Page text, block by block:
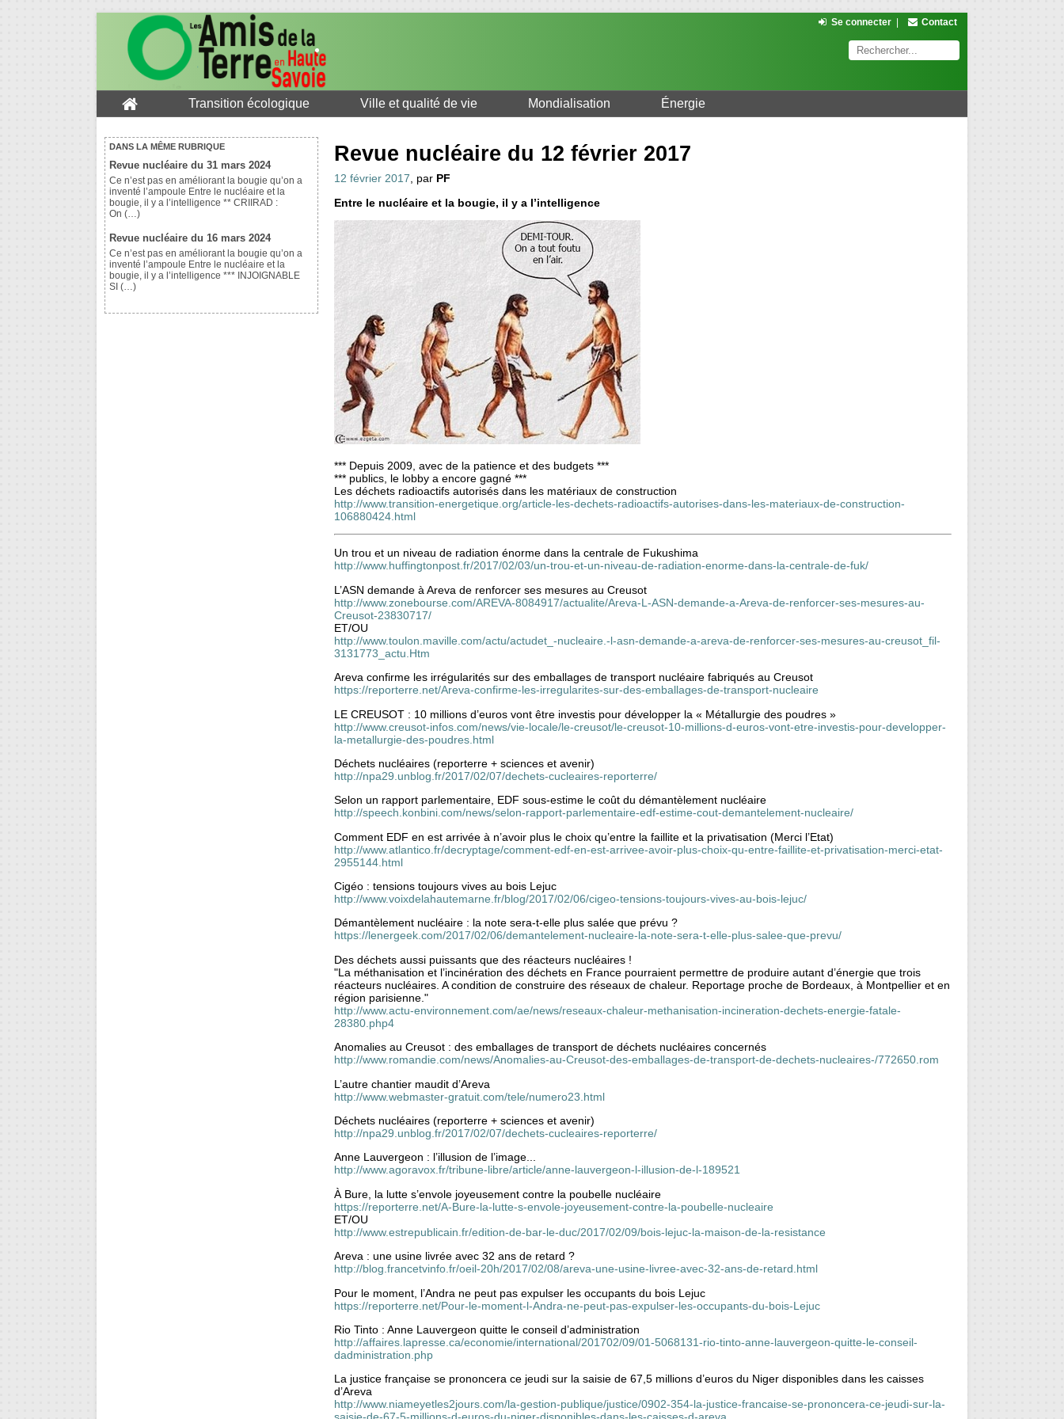
Se connecter Contact
Transition écologique Ville et qualité de vie Mondialisation Énergie
DANS LA MÊME RUBRIQUE
Revue nucléaire du 31 mars 2024
Ce n’est pas en améliorant la bougie qu’on a
inventé l’ampoule Entre le nucléaire et la
bougie, il y a l’intelligence ** CRIIRAD :
On (…)
Revue nucléaire du 16 mars 2024
Ce n’est pas en améliorant la bougie qu’on a
inventé l’ampoule Entre le nucléaire et la
bougie, il y a l’intelligence *** INJOIGNABLE
SI (…)
Revue nucléaire du 12 février 2017
12 février 2017, par PF
Entre le nucléaire et la bougie, il y a l’intelligence
*** Depuis 2009, avec de la patience et des budgets ***
*** publics, le lobby a encore gagné ***
Les déchets radioactifs autorisés dans les matériaux de construction
http://www.transition-energetique.org/article-les-dechets-radioactifs-autorises-dans-les-materiaux-de-construction-
106880424.html
Un trou et un niveau de radiation énorme dans la centrale de Fukushima
http://www.huffingtonpost.fr/2017/02/03/un-trou-et-un-niveau-de-radiation-enorme-dans-la-centrale-de-fuk/
L’ASN demande à Areva de renforcer ses mesures au Creusot
http://www.zonebourse.com/AREVA-8084917/actualite/Areva-L-ASN-demande-a-Areva-de-renforcer-ses-mesures-au-
Creusot-23830717/
ET/OU
http://www.toulon.maville.com/actu/actudet_-nucleaire.-l-asn-demande-a-areva-de-renforcer-ses-mesures-au-creusot_fil-
3131773_actu.Htm
Areva confirme les irrégularités sur des emballages de transport nucléaire fabriqués au Creusot
https://reporterre.net/Areva-confirme-les-irregularites-sur-des-emballages-de-transport-nucleaire
LE CREUSOT : 10 millions d’euros vont être investis pour développer la « Métallurgie des poudres »
http://www.creusot-infos.com/news/vie-locale/le-creusot/le-creusot-10-millions-d-euros-vont-etre-investis-pour-developper-
la-metallurgie-des-poudres.html
Déchets nucléaires (reporterre + sciences et avenir)
http://npa29.unblog.fr/2017/02/07/dechets-cucleaires-reporterre/
Selon un rapport parlementaire, EDF sous-estime le coût du démantèlement nucléaire
http://speech.konbini.com/news/selon-rapport-parlementaire-edf-estime-cout-demantelement-nucleaire/
Comment EDF en est arrivée à n’avoir plus le choix qu’entre la faillite et la privatisation (Merci l’Etat)
http://www.atlantico.fr/decryptage/comment-edf-en-est-arrivee-avoir-plus-choix-qu-entre-faillite-et-privatisation-merci-etat-
2955144.html
Cigéo : tensions toujours vives au bois Lejuc
http://www.voixdelahautemarne.fr/blog/2017/02/06/cigeo-tensions-toujours-vives-au-bois-lejuc/
Démantèlement nucléaire : la note sera-t-elle plus salée que prévu ?
https://lenergeek.com/2017/02/06/demantelement-nucleaire-la-note-sera-t-elle-plus-salee-que-prevu/
Des déchets aussi puissants que des réacteurs nucléaires !
"La méthanisation et l’incinération des déchets en France pourraient permettre de produire autant d’énergie que trois
réacteurs nucléaires. A condition de construire des réseaux de chaleur. Reportage proche de Bordeaux, à Montpellier et en
région parisienne."
http://www.actu-environnement.com/ae/news/reseaux-chaleur-methanisation-incineration-dechets-energie-fatale-
28380.php4
Anomalies au Creusot : des emballages de transport de déchets nucléaires concernés
http://www.romandie.com/news/Anomalies-au-Creusot-des-emballages-de-transport-de-dechets-nucleaires-/772650.rom
L’autre chantier maudit d’Areva
http://www.webmaster-gratuit.com/tele/numero23.html
Déchets nucléaires (reporterre + sciences et avenir)
http://npa29.unblog.fr/2017/02/07/dechets-cucleaires-reporterre/
Anne Lauvergeon : l’illusion de l’image...
http://www.agoravox.fr/tribune-libre/article/anne-lauvergeon-l-illusion-de-l-189521
À Bure, la lutte s’envole joyeusement contre la poubelle nucléaire
https://reporterre.net/A-Bure-la-lutte-s-envole-joyeusement-contre-la-poubelle-nucleaire
ET/OU
http://www.estrepublicain.fr/edition-de-bar-le-duc/2017/02/09/bois-lejuc-la-maison-de-la-resistance
Areva : une usine livrée avec 32 ans de retard ?
http://blog.francetvinfo.fr/oeil-20h/2017/02/08/areva-une-usine-livree-avec-32-ans-de-retard.html
Pour le moment, l’Andra ne peut pas expulser les occupants du bois Lejuc
https://reporterre.net/Pour-le-moment-l-Andra-ne-peut-pas-expulser-les-occupants-du-bois-Lejuc
Rio Tinto : Anne Lauvergeon quitte le conseil d’administration
http://affaires.lapresse.ca/economie/international/201702/09/01-5068131-rio-tinto-anne-lauvergeon-quitte-le-conseil-
dadministration.php
La justice française se prononcera ce jeudi sur la saisie de 67,5 millions d’euros du Niger disponibles dans les caisses
d’Areva
http://www.niameyetles2jours.com/la-gestion-publique/justice/0902-354-la-justice-francaise-se-prononcera-ce-jeudi-sur-la-